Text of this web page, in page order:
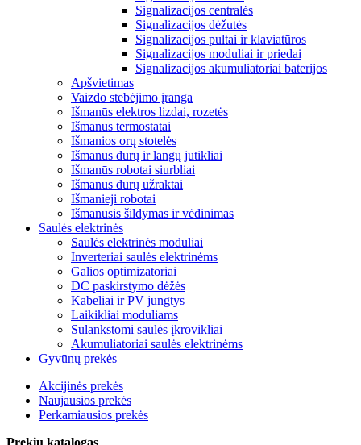
Signalizacijos centralės
Signalizacijos dėžutės
Signalizacijos pultai ir klaviatūros
Signalizacijos moduliai ir priedai
Signalizacijos akumuliatoriai baterijos
Apšvietimas
Vaizdo stebėjimo įranga
Išmanūs elektros lizdai, rozetės
Išmanūs termostatai
Išmanios orų stotelės
Išmanūs durų ir langų jutikliai
Išmanūs robotai siurbliai
Išmanūs durų užraktai
Išmanieji robotai
Išmanusis šildymas ir vėdinimas
Saulės elektrinės
Saulės elektrinės moduliai
Inverteriai saulės elektrinėms
Galios optimizatoriai
DC paskirstymo dėžės
Kabeliai ir PV jungtys
Laikikliai moduliams
Sulankstomi saulės įkrovikliai
Akumuliatoriai saulės elektrinėms
Gyvūnų prekės
Akcijinės prekės
Naujausios prekės
Perkamiausios prekės
Prekių katalogas